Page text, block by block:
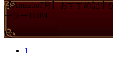
【Amazon7月】おすすめ記
ーラーTOP4
PR
1